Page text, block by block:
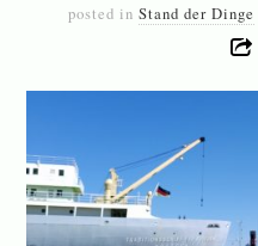
posted in Stand der Dinge